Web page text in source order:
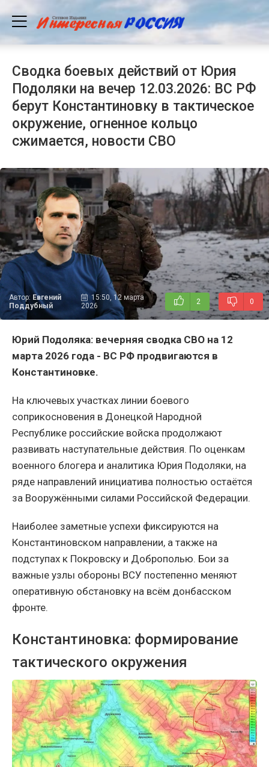
Сводка боевых действий от Юрия
Подоляки на вечер 12.03.2026: ВС РФ
берут Константиновку в тактическое
окружение, огненное кольцо
сжимается, новости СВО
Автор: Евгений
Поддубный
15:50, 12 марта
2026
2 0
Юрий Подоляка: вечерняя сводка СВО на 12
марта 2026 года - ВС РФ продвигаются в
Константиновке.
На ключевых участках линии боевого
соприкосновения в Донецкой Народной
Республике российские войска продолжают
развивать наступательные действия. По оценкам
военного блогера и аналитика Юрия Подоляки, на
ряде направлений инициатива полностью остаётся
за Вооружёнными силами Российской Федерации.
Наиболее заметные успехи фиксируются на
Константиновском направлении, а также на
подступах к Покровску и Доброполью. Бои за
важные узлы обороны ВСУ постепенно меняют
оперативную обстановку на всём донбасском
фронте.
Константиновка: формирование
тактического окружения